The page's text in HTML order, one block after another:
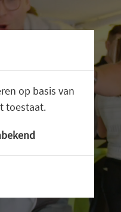
op basis van
toestaat.